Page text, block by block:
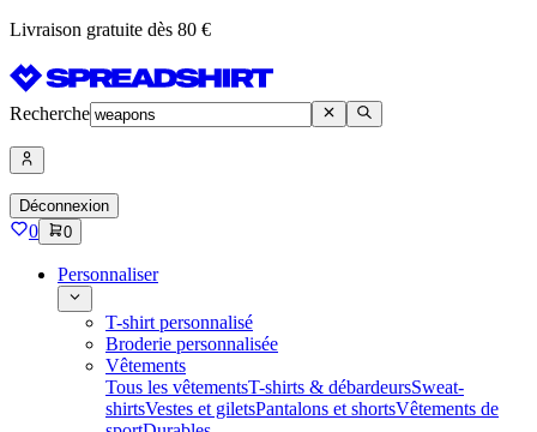
Livraison gratuite dès 80 €
Recherche
Déconnexion
0 0
Personnaliser
T-shirt personnalisé
Broderie personnalisée
Vêtements
Tous les vêtementsT-shirts & débardeursSweat-
shirtsVestes et giletsPantalons et shortsVêtements de